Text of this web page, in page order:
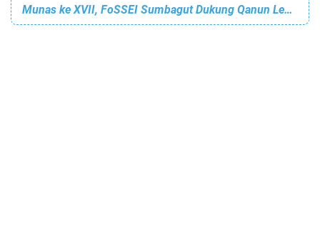
Munas ke XVII, FoSSEI Sumbagut Dukung Qanun Lembaga Keuangan Syari’ah di Aceh